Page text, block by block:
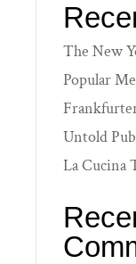
The New
Popular
Untold
La Cucina